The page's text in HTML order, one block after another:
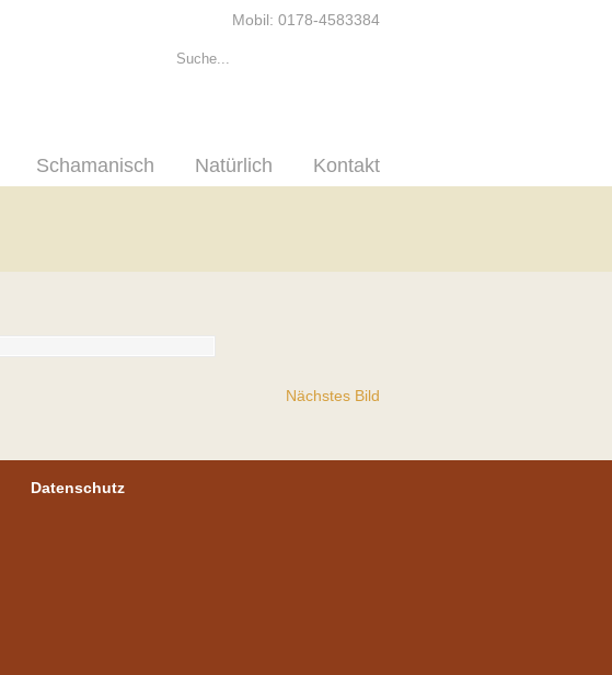
Mobil: 0178-4583384
Schamanisch Natürlich Kontakt
Nächstes Bild
Datenschutz